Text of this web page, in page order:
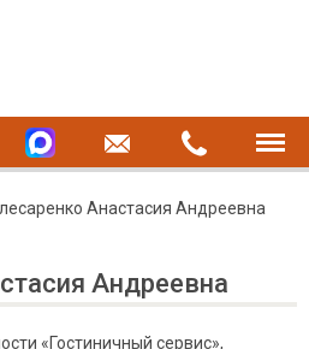
Анастасия Андреевна
Андреевна
«Гостиничный сервис»,